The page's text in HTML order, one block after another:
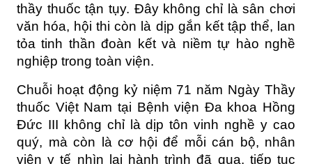
thầy thuốc tận tụy. Đây không chỉ là sân chơi
văn hóa, hội thi còn là dịp gắn kết tập thể, lan
tỏa tinh thần đoàn kết và niềm tự hào nghề
nghiệp trong toàn viện.
Chuỗi hoạt động kỷ niệm 71 năm Ngày Thầy
thuốc Việt Nam tại Bệnh viện Đa khoa Hồng
Đức III không chỉ là dịp tôn vinh nghề y cao
quý, mà còn là cơ hội để mỗi cán bộ, nhân
viên y tế nhìn lại hành trình đã qua, tiếp tục